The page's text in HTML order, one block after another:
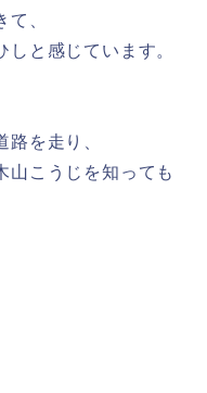
、
と感じています。
を走り、
山こうじを知っても